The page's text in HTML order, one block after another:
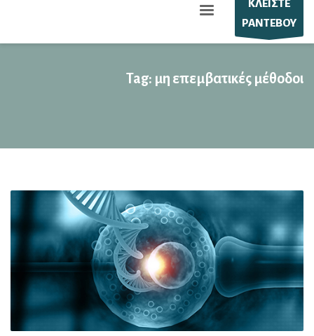
ΚΛΕΙΣΤΕ
ΡΑΝΤΕΒΟΥ
Tag: μη επεμβατικές μέθοδοι